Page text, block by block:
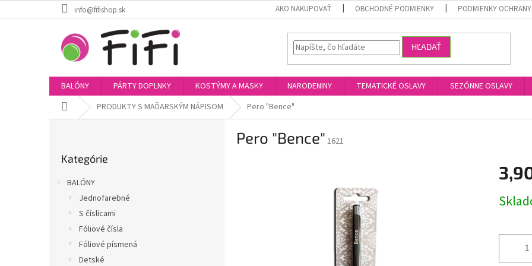
na
info@fifishop.sk AKO NAKUPOVAŤ OBCHODNÉ PODMIENKY PODMIENKY OCHRANY
HĽADAŤ
BALÓNY PÁRTY DOPLNKY KOSTÝMY A MASKY NARODENINY TEMATICKÉ OSLAVY SEZÓNNE OSLAVY
DomovPRODUKTY S MAĎARSKÝM NÁPISOM Pero "Bence"
kategórie
Kategórie
BALÓNY
Jednofarebné
S číslicami
Fóliové čísla
Fóliové písmená
Detské
Pero "Bence" 1621
cena: